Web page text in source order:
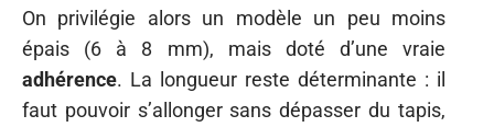
On privilégie alors un modèle un peu moins
épais (6 à 8 mm), mais doté d’une vraie
adhérence. La longueur reste déterminante : il
faut pouvoir s’allonger sans dépasser du tapis,